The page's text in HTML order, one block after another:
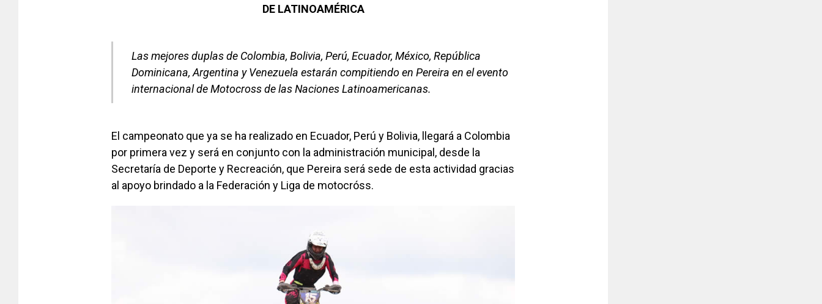
DE LATINOAMÉRICA
Las mejores duplas de Colombia, Bolivia, Perú, Ecuador, México, República
Dominicana, Argentina y Venezuela estarán compitiendo en Pereira en el evento
internacional de Motocross de las Naciones Latinoamericanas.
El campeonato que ya se ha realizado en Ecuador, Perú y Bolivia, llegará a Colombia
por primera vez y será en conjunto con la administración municipal, desde la
Secretaría de Deporte y Recreación, que Pereira será sede de esta actividad gracias
al apoyo brindado a la Federación y Liga de motocróss.